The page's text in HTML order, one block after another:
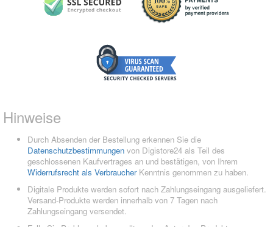
Hinweise
Durch Absenden der Bestellung erkennen Sie die
Datenschutzbestimmungen von Digistore24 als Teil des
geschlossenen Kaufvertrages an und bestätigen, von Ihrem
Widerrufsrecht als VerbraucherKenntnis genommen zu haben.
Digitale Produkte werden sofort nach Zahlungseingang ausgeliefert.
Versand-Produkte werden innerhalb von 7 Tagen nach
Zahlungseingang versendet.